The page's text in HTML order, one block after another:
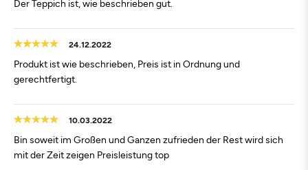
Der Teppich ist, wie beschrieben gut.
24.12.2022
Produkt ist wie beschrieben, Preis ist in Ordnung und
gerechtfertigt.
10.03.2022
Bin soweit im Großen und Ganzen zufrieden der Rest wird sich
mit der Zeit zeigen Preisleistung top